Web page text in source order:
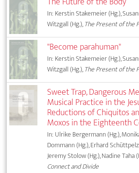
In: Kerstin Stakemeier (Hg.),
Witzgall (Hg.),The Present of the
"Become parahuman"
In: Kerstin Stakemeier (Hg.),
Witzgall (Hg.),The Present of the
Sweet Trap, Dangerous
Musical Practice in the
Reductions of Chiquitos
Moxos in the Eighteenth
In: Ulrike Bergermann (Hg.),
Dommann (Hg.), Erhard
Jeremy Stolow (Hg.), Nadine Taha
Connect and Divide